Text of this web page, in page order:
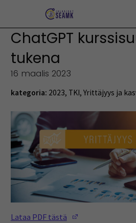
ChatGPT
tukena
16 maalis 2023
kategoria: 2023, TKI, Yrittäjyys ja
Lataa PDF tästä